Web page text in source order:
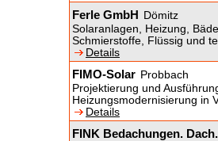
Ferle GmbH Dömitz
Solaranlagen, Heizung,
Schmierstoffe, Flüssig und
Details
FIMO-Solar Probbach
Projektierung und
Heizungsmodernisierung in
Details
FINK Bedachungen.